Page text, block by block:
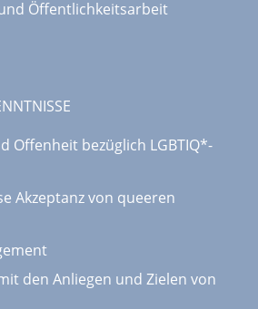
Öffentlichkeitsarbeit
Offenheit bezüglich LGBTIQ*-
Akzeptanz von queeren
den Anliegen und Zielen von